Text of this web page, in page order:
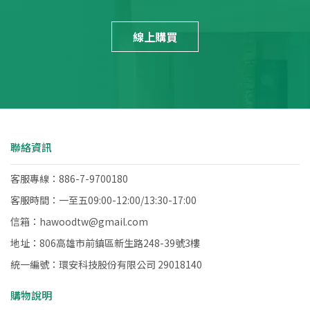
線上購買
聯絡資訊
客服專線：886-7-9700180
客服時間：一至五09:00-12:00/13:30-17:00
信箱：hawoodtw@gmail.com
地址：806高雄市前鎮區新生路248-39號3樓
統一編號：環安科技股份有限公司 29018140
購物說明